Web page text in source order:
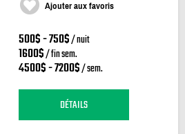
Ajouter aux favoris
500$ - 750$/ nuit
1600$/ fin sem.
4500$ - 7200$/ sem.
DÉTAILS